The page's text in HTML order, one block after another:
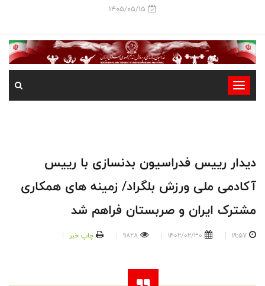
1405/05/15
-
-
-
-
دیدار رییس فدراسیون بدنسازی با رییس
آکادمی ملی ورزش بلگراد/ زمینه های همکاری
مشترک ایران و صربستان فراهم شد
19:57
1402/02/30
9828 چاپ خبر